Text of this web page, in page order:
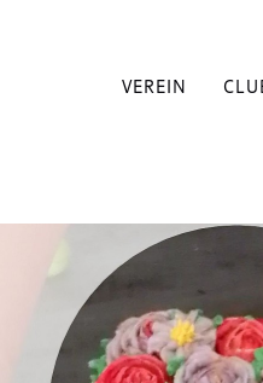
VEREIN